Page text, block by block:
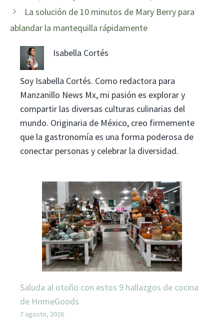
La solución de 10 minutos de Mary Berry para
ablandar la mantequilla rápidamente
Isabella Cortés
Soy Isabella Cortés. Como redactora para
Manzanillo News Mx, mi pasión es explorar y
compartir las diversas culturas culinarias del
mundo. Originaria de México, creo firmemente
que la gastronomía es una forma poderosa de
conectar personas y celebrar la diversidad.
Saluda al otoño con estos 9 hallazgos de cocina
de HomeGoods
7 agosto, 2026